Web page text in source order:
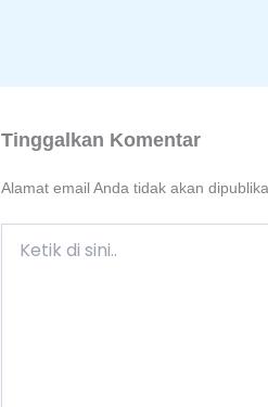
Tinggalkan Komentar
Alamat email Anda tidak akan